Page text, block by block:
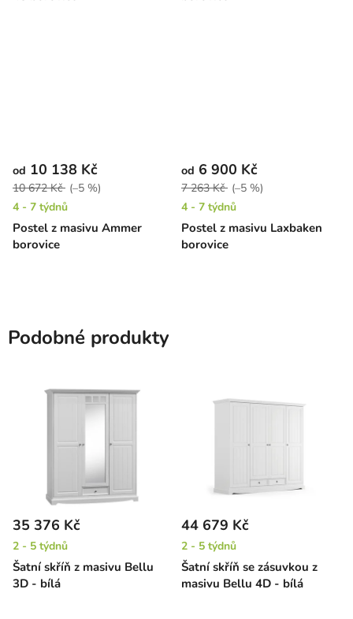
Postel z masivu Ammer
borovice
od 10 138 Kč
10 672 Kč (–5 %)
4 - 7 týdnů
Postel z masivu Laxbaken
borovice
od 6 900 Kč
7 263 Kč (–5 %)
4 - 7 týdnů
Podobné produkty
Šatní skříň z masivu Bellu
3D - bílá
35 376 Kč
2 - 5 týdnů
Šatní skříň se zásuvkou z
masivu Bellu 4D - bílá
44 679 Kč
2 - 5 týdnů